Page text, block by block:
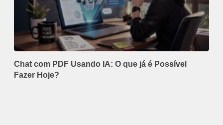
Chat com PDF Usando IA: O que já é Possível
Fazer Hoje?